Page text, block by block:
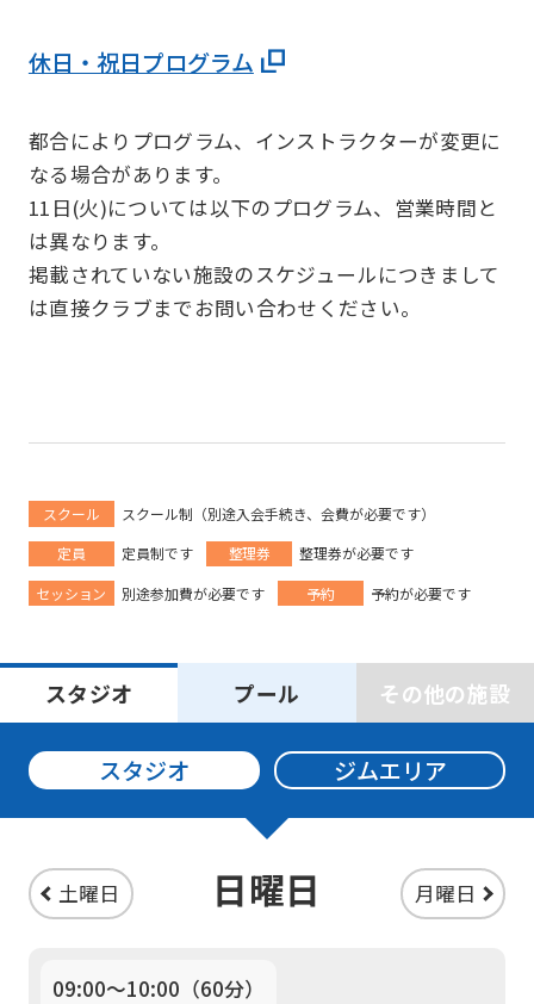
休日・祝日プログラム
都合によりプログラム、インストラクターが変更に
なる場合があります。
11日(火)については以下のプログラム、営業時間と
は異なります。
掲載されていない施設のスケジュールにつきまして
は直接クラブまでお問い合わせください。
スクール
スクール制（別途入会手続き、会費が必要です）
定員
定員制です 整理券
整理券が必要です
セッション
別途参加費が必要です 予約 予約が必要です
スタジオ プール その他の施設
スタジオ ジムエリア
土曜日 日曜日 月曜日
09:00〜10:00（60分）
For
foreigners
Central